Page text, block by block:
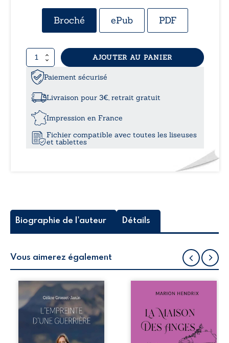
de
Broché ePub PDF
quantité
de
Résilience
Histoire
d'une
AJOUTER AU PANIER
Paiement sécurisé
Livraison pour 3€, retrait gratuit
Impression en France
Fichier compatible avec toutes les liseuses
et tablettes
Biographie de l'auteur Détails
Vous aimerez également
Que reste-t-il de
l’enfance lorsque
la maladie impose
ses propres règles
? L’empreinte
d’une guerrière
Nous sommes en
après le décès du
patriarche
Anatole-Eustache.
La famille devra